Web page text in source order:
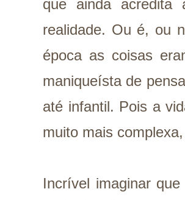
que ainda acredita
realidade. Ou é, ou
época as coisas
maniqueísta de
até infantil. Pois a
muito mais
Incrível imaginar